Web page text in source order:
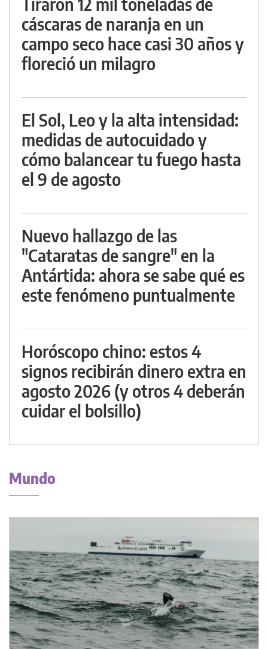
cáscaras de naranja en un
campo seco hace casi 30 años y
floreció un milagro
El Sol, Leo y la alta intensidad:
medidas de autocuidado y
cómo balancear tu fuego hasta
el 9 de agosto
Nuevo hallazgo de las
"Cataratas de sangre" en la
Antártida: ahora se sabe qué es
este fenómeno puntualmente
Horóscopo chino: estos 4
signos recibirán dinero extra en
agosto 2026 (y otros 4 deberán
cuidar el bolsillo)
Mundo